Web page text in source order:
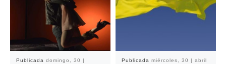
Publicada domingo, 30 |
Publicada miércoles, 30 | abril